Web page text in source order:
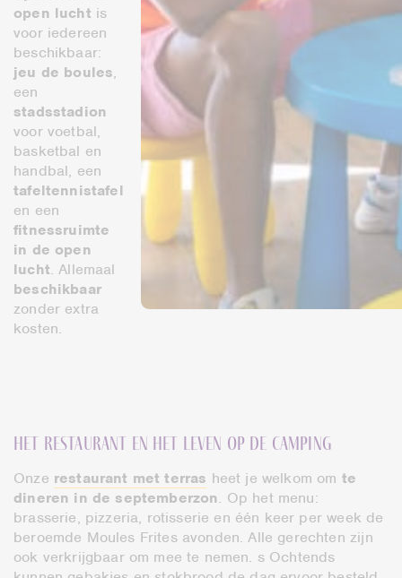
open lucht is
voor iedereen
beschikbaar:
jeu de boules,
een
stadsstadion
voor voetbal,
basketbal en
handbal, een
tafeltennistafel
en een
fitnessruimte
in de open
lucht. Allemaal
beschikbaar
zonder extra
kosten.
Het restaurant en het leven op de camping
Onze restaurant met terras heet je welkom om te
dineren in de septemberzon. Op het menu:
brasserie, pizzeria, rotisserie en één keer per week de
beroemde Moules Frites avonden. Alle gerechten zijn
ook verkrijgbaar om mee te nemen. s Ochtends